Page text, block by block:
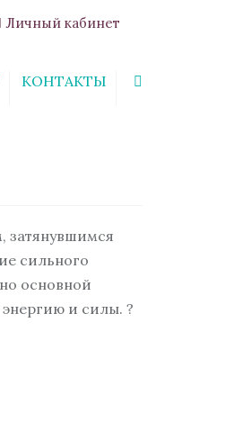
Личный кабинет
КОНТАКТЫ
затянувшимся
сильного
основной
и силы. ?